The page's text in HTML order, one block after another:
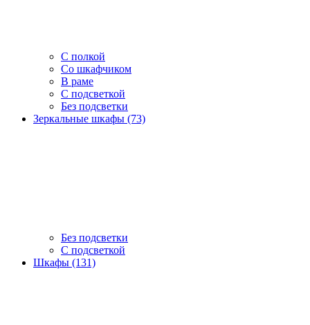
С полкой
Со шкафчиком
В раме
С подсветкой
Без подсветки
Зеркальные шкафы (73)
Без подсветки
С подсветкой
Шкафы (131)